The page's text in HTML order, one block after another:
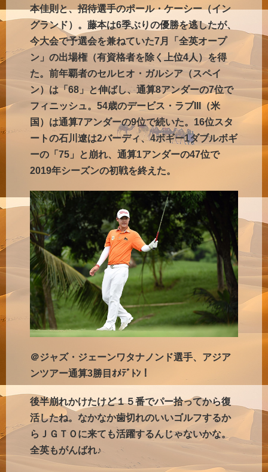
本佳則と、招待選手のポール・ケーシー（イン
グランド）。藤本は6季ぶりの優勝を逃したが、
今大会で予選会を兼ねていた7月「全英オープ
ン」の出場権（有資格者を除く上位4人）を得
た。前年覇者のセルヒオ・ガルシア（スペイ
ン）は「68」と伸ばし、通算8アンダーの7位で
フィニッシュ。54歳のデービス・ラブIII（米
国）は通算7アンダーの9位で続いた。16位スタ
ートの石川遼は2バーディ、4ボギー1ダブルボギ
ーの「75」と崩れ、通算1アンダーの47位で
2019年シーズンの初戦を終えた。
＠ジャズ・ジェーンワタナノンド選手、アジア
ンツアー通算3勝目ｵﾒﾃﾞﾄﾝ！
後半崩れかけたけど１５番でパー拾ってから復
活したね。なかなか歯切れのいいゴルフするか
らＪＧＴＯに来ても活躍するんじゃないかな。
全英もがんばれ♪